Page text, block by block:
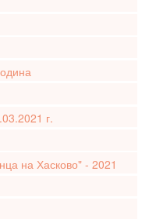
г.
на Хасково" - 2021